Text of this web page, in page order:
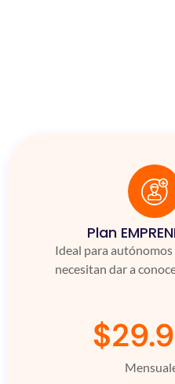
Plan
Ideal para autónomos
necesitan dar a